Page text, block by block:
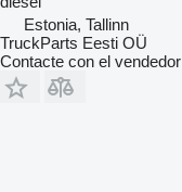
Estonia, Tallinn
TruckParts Eesti OÜ
Contacte con el vendedor